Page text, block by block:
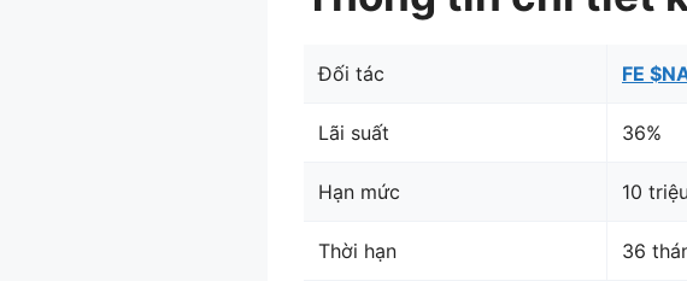
Đối tác FE
Lãi suất 36%
Hạn mức 10 triệu
Thời hạn 36